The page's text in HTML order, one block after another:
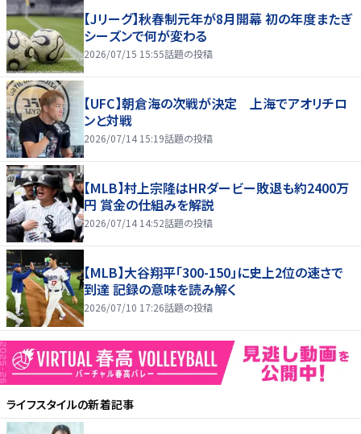
【Jリーグ】秋春制元年が8月開幕 初の年度またぎ
シーズンで何が変わる
2026/07/15 15:55話題の投稿
【UFC】朝倉海の次戦が決定 上海でアオリチロ
ンと対戦
2026/07/14 15:19話題の投稿
【MLB】村上宗隆はHRダービー敗退も約2400万
円 賞金の仕組みを解説
2026/07/14 14:52話題の投稿
【MLB】大谷翔平「300-150」に史上2位の速さで
到達 記録の意味を読み解く
2026/07/10 17:26話題の投稿
ライフスタイルの新着記事